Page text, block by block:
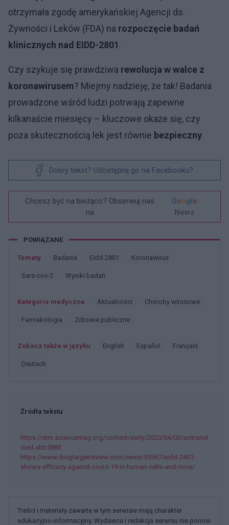
otrzymała zgodę amerykańskiej Agencji ds.
Żywności i Leków (FDA) na rozpoczęcie badań
klinicznych nad EIDD-2801.
Czy szykuje się prawdziwa rewolucja w walce z
koronawirusem? Miejmy nadzieję, że tak! Badania
prowadzone wśród ludzi potrwają zapewne
kilkanaście miesięcy – kluczowe okaże się, czy
poza skutecznością lek jest równie bezpieczny.
Dobry tekst? Udostępnij go na Facebooku?
Chcesz być na bieżąco? Obserwuj nas
na
Google
News
POWIĄZANE
Tematy Badania Eidd-2801 Koronawirus
Sars-cov-2 Wyniki badań
Kategorie medyczne Aktualności Choroby wirusowe
Farmakologia Zdrowie publiczne
Zobacz także w języku english español français
deutsch
Źródła tekstu
https://stm.sciencemag.org/content/early/2020/04/03/scitransl
med.abb5883
https://www.drugtargetreview.com/news/59567/eidd-2801-
shows-efficacy-against-covid-19-in-human-cells-and-mice/
Treści i materiały zawarte w tym serwisie mają charakter
edukacyjno-informacyjny. Wydawca i redakcja serwisu nie ponosi